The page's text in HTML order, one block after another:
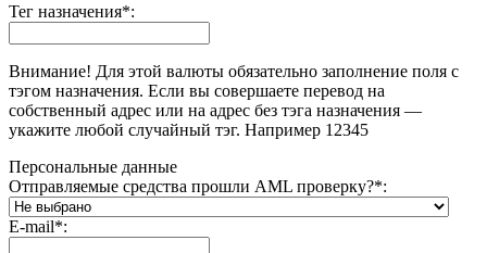
Тег назначения*:
Внимание! Для этой валюты обязательно заполнение поля с
тэгом назначения. Если вы совершаете перевод на
собственный адрес или на адрес без тэга назначения —
укажите любой случайный тэг. Например 12345
Персональные данные
Отправляемые средства прошли AML проверку?*:
E-mail*: